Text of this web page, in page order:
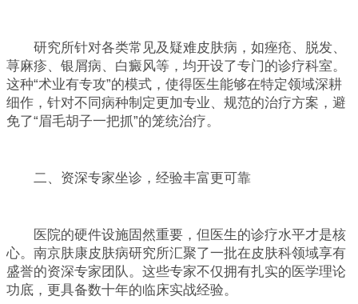
研究所针对各类常见及疑难皮肤病，如痤疮、脱发、
荨麻疹、银屑病、白癜风等，均开设了专门的诊疗科室。
这种“术业有专攻”的模式，使得医生能够在特定领域深耕
细作，针对不同病种制定更加专业、规范的治疗方案，避
免了“眉毛胡子一把抓”的笼统治疗。
二、资深专家坐诊，经验丰富更可靠
医院的硬件设施固然重要，但医生的诊疗水平才是核
心。南京肤康皮肤病研究所汇聚了一批在皮肤科领域享有
盛誉的资深专家团队。这些专家不仅拥有扎实的医学理论
功底，更具备数十年的临床实战经验。